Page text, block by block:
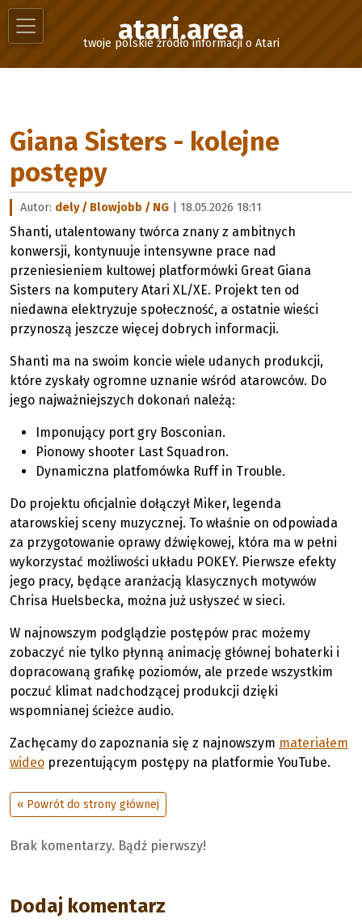
atari.area
twoje polskie źródło informacji o Atari
Giana Sisters - kolejne
postępy
Autor: dely / Blowjobb / NG | 18.05.2026 18:11
Shanti, utalentowany twórca znany z ambitnych
konwersji, kontynuuje intensywne prace nad
przeniesieniem kultowej platformówki Great Giana
Sisters na komputery Atari XL/XE. Projekt ten od
niedawna elektryzuje społeczność, a ostatnie wieści
przynoszą jeszcze więcej dobrych informacji.
Shanti ma na swoim koncie wiele udanych produkcji,
które zyskały ogromne uznanie wśród atarowców. Do
jego najważniejszych dokonań należą:
Imponujący port gry Bosconian.
Pionowy shooter Last Squadron.
Dynamiczna platfomówka Ruff in Trouble.
Do projektu oficjalnie dołączył Miker, legenda
atarowskiej sceny muzycznej. To właśnie on odpowiada
za przygotowanie oprawy dźwiękowej, która ma w pełni
wykorzystać możliwości układu POKEY. Pierwsze efekty
jego pracy, będące aranżacją klasycznych motywów
Chrisa Huelsbecka, można już usłyszeć w sieci.
W najnowszym podglądzie postępów prac możemy
zobaczyć nie tylko płynną animację głównej bohaterki i
dopracowaną grafikę poziomów, ale przede wszystkim
poczuć klimat nadchodzącej produkcji dzięki
wspomnianej ścieżce audio.
Zachęcamy do zapoznania się z najnowszym materiałem
wideo prezentującym postępy na platformie YouTube.
« Powrót do strony głównej
Brak komentarzy. Bądź pierwszy!
Dodaj komentarz